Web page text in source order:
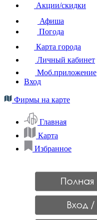
Акции/скидки
Афиша
Погода
Карта города
Личный кабинет
Моб.приложение
Вход
Фирмы на карте
Главная
Карта
Избранное